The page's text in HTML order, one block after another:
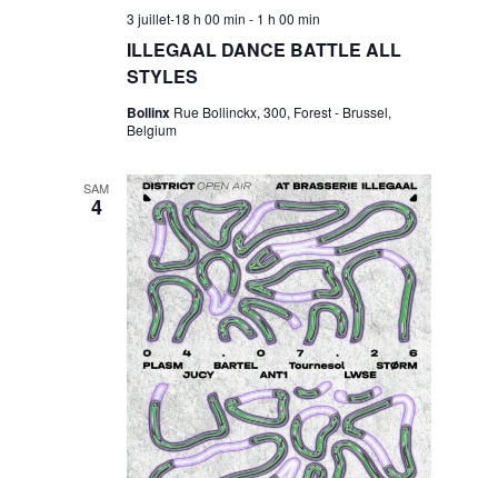
ILLEGAAL DANCE BATTLE ALL
STYLES
3 juillet-18 h 00 min - 1 h 00 min
Bollinx Rue Bollinckx, 300, Forest - Brussel,
Belgium
SAM
4